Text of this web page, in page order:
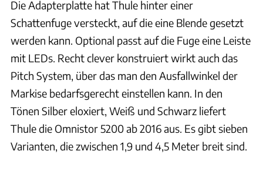
Die Adapterplatte hat Thule hinter einer
Schattenfuge versteckt, auf die eine Blende gesetzt
werden kann. Optional passt auf die Fuge eine Leiste
mit LEDs. Recht clever konstruiert wirkt auch das
Pitch System, über das man den Ausfallwinkel der
Markise bedarfsgerecht einstellen kann. In den
Tönen Silber eloxiert, Weiß und Schwarz liefert
Thule die Omnistor 5200 ab 2016 aus. Es gibt sieben
Varianten, die zwischen 1,9 und 4,5 Meter breit sind.